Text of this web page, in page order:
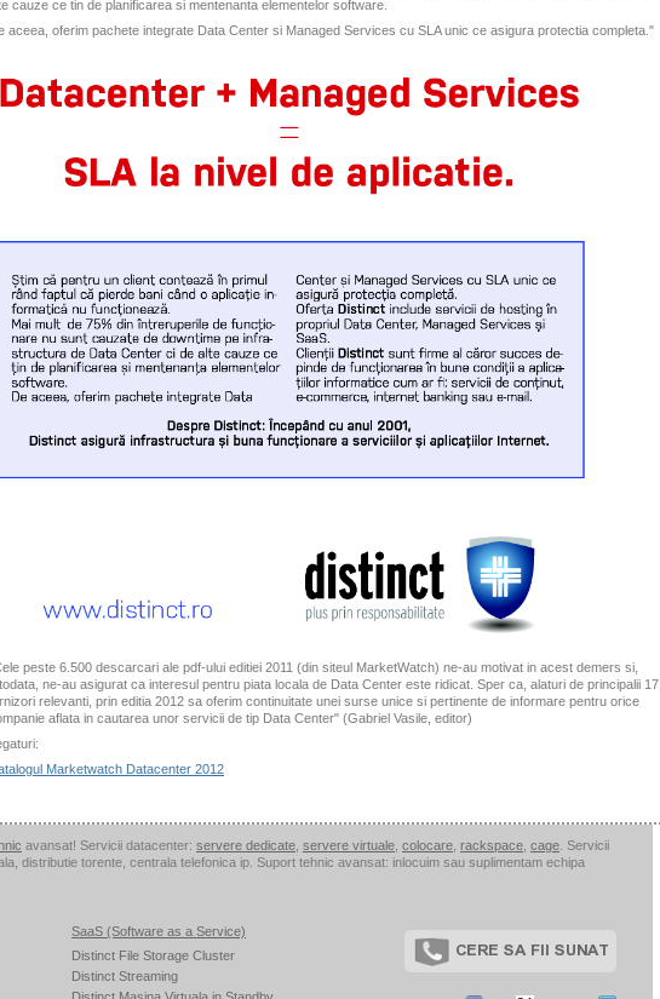
cauze ce tin de planificarea si mentenanta elementelor software.
aceea, oferim pachete integrate Data Center si Managed Services cu SLA unic ce asigura protectia completa."
peste 6.500 descarcari ale pdf-ului editiei 2011 (din siteul MarketWatch) ne-au motivat in acest demers si,
ne-au asigurat ca interesul pentru piata locala de Data Center este ridicat. Sper ca, alaturi de principalii 17
relevanti, prin editia 2012 sa oferim continuitate unei surse unice si pertinente de informare pentru orice
aflata in cautarea unor servicii de tip Data Center" (Gabriel Vasile, editor)
Marketwatch Datacenter 2012
avansat! Servicii datacenter: servere dedicate servere virtuale colocare rackspace cage . Servicii
distributie torente, centrala telefonica ip. Suport tehnic avansat: inlocuim sau suplimentam echipa
SaaS (Software as a Service)
Distinct File Storage Cluster
Distinct Streaming